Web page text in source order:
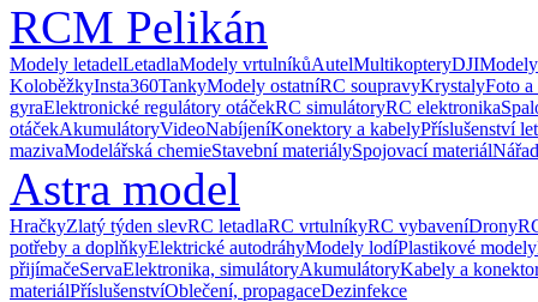
RCM Pelikán
Modely letadelLetadlaModely vrtulníkůAutelMultikopteryDJI
KoloběžkyInsta360TankyModely ostatníRC soupravyKrystalyFoto
gyraElektronické regulátory otáčekRC simulátoryRC elektronika
otáčekAkumulátoryVideoNabíjeníKonektory a kabelyPříslušenství
mazivaModelářská chemieStavební materiálySpojovací materiál
Astra model
HračkyZlatý týden slevRC letadlaRC vrtulníkyRC vybaveníDrony
potřeby a doplňkyElektrické autodráhyModely lodíPlastikové modely
přijímačeServaElektronika, simulátoryAkumulátoryKabely a
materiálPříslušenstvíOblečení, propagaceDezinfekce